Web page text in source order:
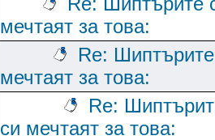
мечтаят за това:
Re:
мечтаят за това:
Re:
си мечтаят за това: